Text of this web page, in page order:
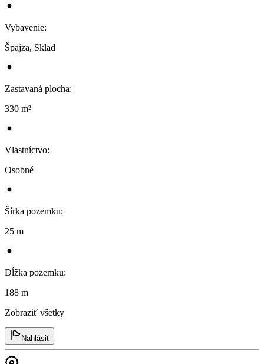
Vybavenie:
Špajza, Sklad
Zastavaná plocha:
330 m²
Vlastníctvo:
Osobné
Šírka pozemku:
25 m
Dĺžka pozemku:
188 m
Zobraziť všetky
Nahlásiť